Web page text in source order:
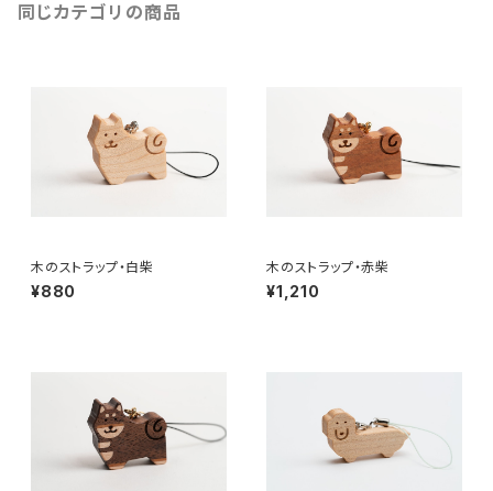
同じカテゴリの商品
木のストラップ・白柴
¥880
木のストラップ・赤柴
¥1,210